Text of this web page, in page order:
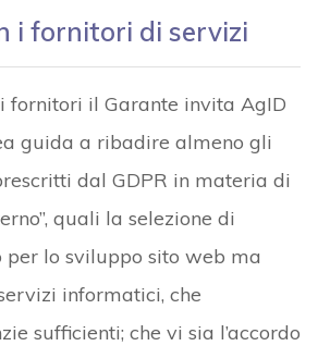
i fornitori di servizi
fornitori il Garante invita AgID
guida a ribadire almeno gli
dal GDPR in materia di
quali la selezione di
per lo sviluppo sito web ma
informatici, che
sufficienti; che vi sia l’accordo